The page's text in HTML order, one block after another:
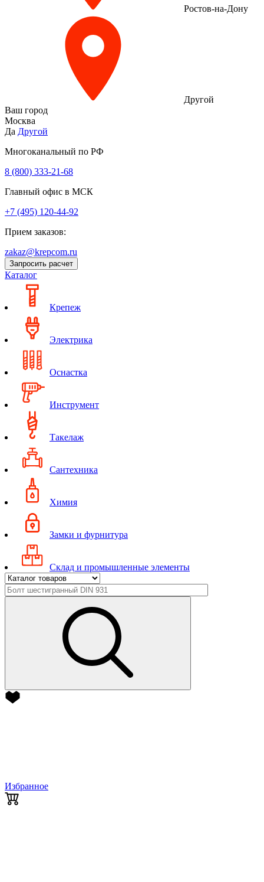
Ростов-на-Дону
Другой
Ваш город
Москва
Да Другой
Многоканальный по РФ
8 (800) 333‑21-68
Главный офис в МСК
+7 (495) 120-44-92
Прием заказов:
zakaz@krepcom.ru
Запросить расчет
Каталог
Крепеж
Электрика
Оснастка
Инструмент
Такелаж
Сантехника
Химия
Замки и фурнитура
Склад и промышленные элементы
Избранное